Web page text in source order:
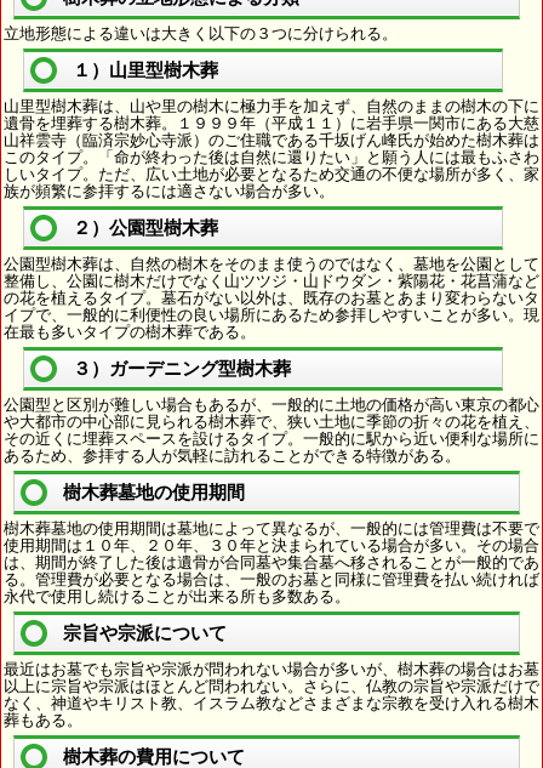
立地形態による違いは大きく以下の３つに分けられる。
１）山里型樹木葬
山里型樹木葬は、山や里の樹木に極力手を加えず、自然のままの樹木の下に
遺骨を埋葬する樹木葬。１９９９年（平成１１）に岩手県一関市にある大慈
山祥雲寺（臨済宗妙心寺派）のご住職である千坂げん峰氏が始めた樹木葬は
このタイプ。「命が終わった後は自然に還りたい」と願う人には最もふさわ
しいタイプ。ただ、広い土地が必要となるため交通の不便な場所が多く、家
族が頻繁に参拝するには適さない場合が多い。
２）公園型樹木葬
公園型樹木葬は、自然の樹木をそのまま使うのではなく、墓地を公園として
整備し、公園に樹木だけでなく山ツツジ・山ドウダン・紫陽花・花菖蒲など
の花を植えるタイプ。墓石がない以外は、既存のお墓とあまり変わらないタ
イプで、一般的に利便性の良い場所にあるため参拝しやすいことが多い。現
在最も多いタイプの樹木葬である。
３）ガーデニング型樹木葬
公園型と区別が難しい場合もあるが、一般的に土地の価格が高い東京の都心
や大都市の中心部に見られる樹木葬で、狭い土地に季節の折々の花を植え、
その近くに埋葬スペースを設けるタイプ。一般的に駅から近い便利な場所に
あるため、参拝する人が気軽に訪れることができる特徴がある。
樹木葬墓地の使用期間
樹木葬墓地の使用期間は墓地によって異なるが、一般的には管理費は不要で
使用期間は１０年、２０年、３０年と決まられている場合が多い。その場合
は、期間が終了した後は遺骨が合同墓や集合墓へ移されることが一般的であ
る。管理費が必要となる場合は、一般のお墓と同様に管理費を払い続ければ
永代で使用し続けることが出来る所も多数ある。
宗旨や宗派について
最近はお墓でも宗旨や宗派が問われない場合が多いが、樹木葬の場合はお墓
以上に宗旨や宗派はほとんど問われない。さらに、仏教の宗旨や宗派だけで
なく、神道やキリスト教、イスラム教などさまざまな宗教を受け入れる樹木
葬もある。
樹木葬の費用について